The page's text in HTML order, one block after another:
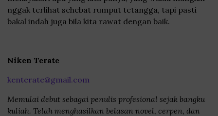
nggak terlihat sehebat rumput tetangga, tapi pasti
bakal indah juga bila kita rawat dengan baik.
Niken Terate
kenterate@gmail.com
Memulai debut sebagai penulis profesional sejak bangku
kuliah. Telah menghasilkan belasan novel, cerpen, dan